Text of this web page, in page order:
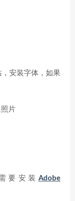
安装字体，如果
片
要安装 Adobe